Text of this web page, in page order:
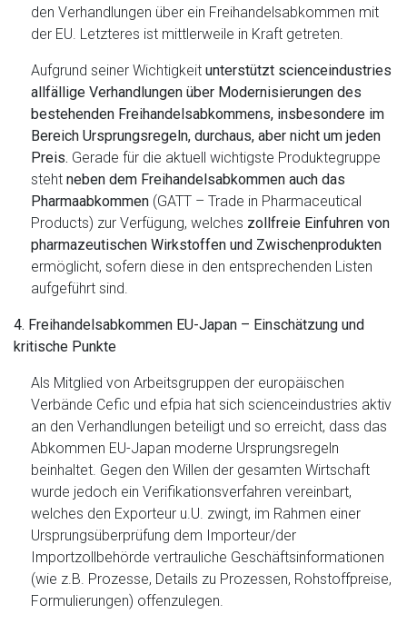
den Verhandlungen über ein Freihandelsabkommen mit
der EU. Letzteres ist mittlerweile in Kraft getreten.
Aufgrund seiner Wichtigkeit unterstützt scienceindustries
allfällige Verhandlungen über Modernisierungen des
bestehenden Freihandelsabkommens, insbesondere im
Bereich Ursprungsregeln, durchaus, aber nicht um jeden
Preis. Gerade für die aktuell wichtigste Produktegruppe
steht neben dem Freihandelsabkommen auch das
Pharmaabkommen(GATT – Trade in Pharmaceutical
Products) zur Verfügung, welches zollfreie Einfuhren von
pharmazeutischen Wirkstoffen und Zwischenprodukten
ermöglicht, sofern diese in den entsprechenden Listen
aufgeführt sind.
4. Freihandelsabkommen EU-Japan – Einschätzung und
kritische Punkte
Als Mitglied von Arbeitsgruppen der europäischen
Verbände Cefic und efpia hat sich scienceindustries aktiv
an den Verhandlungen beteiligt und so erreicht, dass das
Abkommen EU-Japan moderne Ursprungsregeln
beinhaltet. Gegen den Willen der gesamten Wirtschaft
wurde jedoch ein Verifikationsverfahren vereinbart,
welches den Exporteur u.U. zwingt, im Rahmen einer
Ursprungsüberprüfung dem Importeur/der
Importzollbehörde vertrauliche Geschäftsinformationen
(wie z.B. Prozesse, Details zu Prozessen, Rohstoffpreise,
Formulierungen) offenzulegen.